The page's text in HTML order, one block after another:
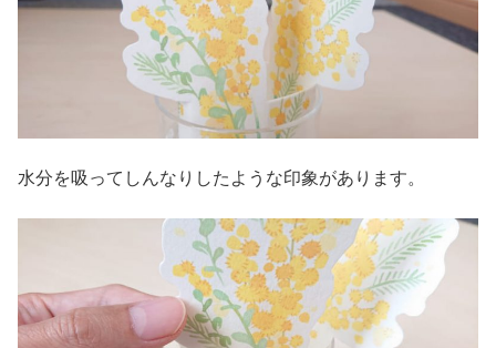
水分を吸ってしんなりしたような印象があります。